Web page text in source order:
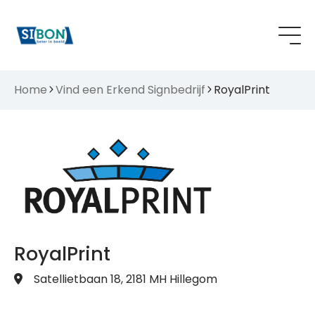
Home Vind een Erkend Signbedrijf RoyalPrint
RoyalPrint
Satellietbaan 18, 2181 MH Hillegom